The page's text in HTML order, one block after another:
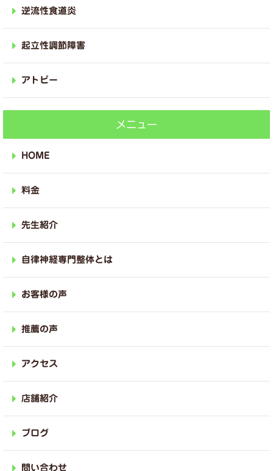
逆流性食道炎
起立性調節障害
アトピー
メニュー
HOME
料金
先生紹介
自律神経専門整体とは
お客様の声
推薦の声
アクセス
店舗紹介
ブログ
問い合わせ